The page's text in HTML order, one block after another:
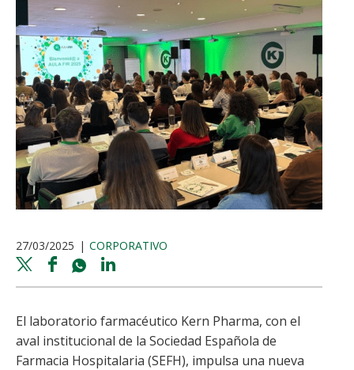
27/03/2025 CORPORATIVO
Twitter
share
Facebook
share
Whatsapp
shareshare
El laboratorio farmacéutico Kern Pharma, con el
aval institucional de la Sociedad Española de
Farmacia Hospitalaria (SEFH), impulsa una nueva